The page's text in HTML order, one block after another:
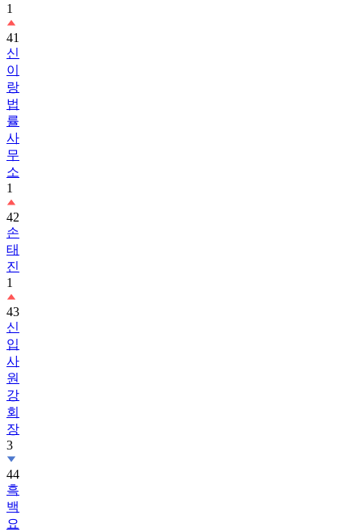
1
41
신
이
랑
법
률
사
무
소
1
42
손
태
진
1
43
신
입
사
원
강
회
장
3
44
흑
백
요